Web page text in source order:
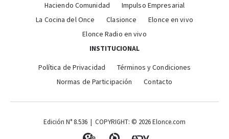
Haciendo Comunidad
Impulso Empresarial
La Cocina del Once
Clasionce
Elonce en vivo
Elonce Radio en vivo
INSTITUCIONAL
Política de Privacidad
Términos y Condiciones
Normas de Participación
Contacto
Edición N° 8.536 | COPYRIGHT: © 2026 Elonce.com